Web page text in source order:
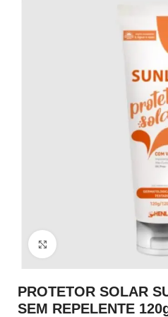
Clique para ampliar
PROTETOR SOLAR
SEM REPELENTE